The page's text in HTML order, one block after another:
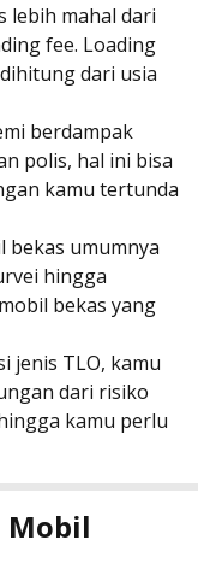
lebih mahal dari
fee. Loading
dari usia
berdampak
polis, hal ini bisa
kamu tertunda
bekas umumnya
hingga
bekas yang
jenis TLO, kamu
dari risiko
kamu perlu
Mobil